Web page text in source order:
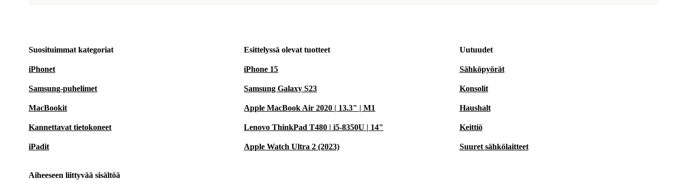
Suosituimmat kategoriat
iPhonet
Samsung-puhelimet
MacBookit
Kannettavat tietokoneet
iPadit
Esittelyssä olevat tuotteet
iPhone 15
Samsung Galaxy S23
Apple MacBook Air 2020 | 13.3" | M1
Lenovo ThinkPad T480 | i5-8350U | 14"
Apple Watch Ultra 2 (2023)
Uutuudet
Sähköpyörät
Konsolit
Haushalt
Keittiö
Suuret sähkölaitteet
Aiheeseen liittyvää sisältöä